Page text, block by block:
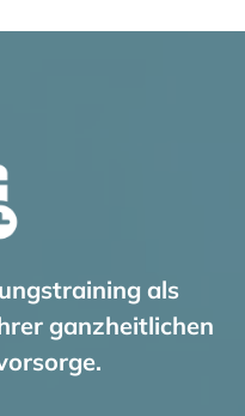
als
ganzheitlichen